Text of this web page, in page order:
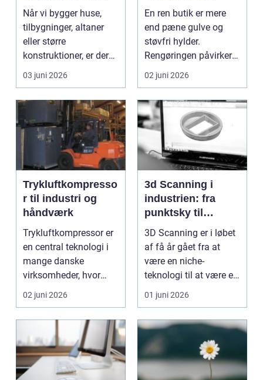
skaber de
sikkerhed og
tryghed
Når vi bygger huse,
tilbygninger, altaner
eller større
konstruktioner, er der
én ting, der altid ska...
03 juni 2026
indbydende butik
hver dag
En ren butik er mere
end pæne gulve og
støvfri hylder.
Rengøringen påvirker
kundernes
førstehåndsind...
02 juni 2026
Trykluftkompresso
r til industri og
håndværk
Trykluftkompressor er
en central teknologi i
mange danske
virksomheder, hvor
stabil forsyning af try...
02 juni 2026
3d Scanning i
industrien: fra
punktsky til
præcist
projektgrundlag
3D Scanning er i løbet
af få år gået fra at
være en niche-
teknologi til at være et
helt almindeligt ...
01 juni 2026